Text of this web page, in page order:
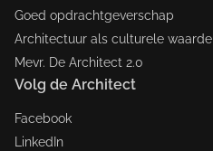
Goed opdrachtgeverschap
Architectuur als culturele waarde
Mevr. De Architect 2.0
Volg de Architect
Facebook
LinkedIn